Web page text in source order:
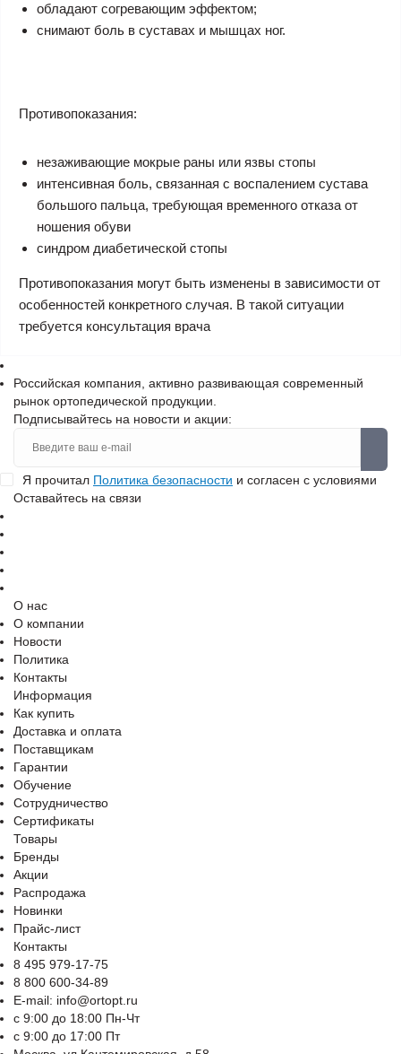
обладают согревающим эффектом;
снимают боль в суставах и мышцах ног.
Противопоказания:
незаживающие мокрые раны или язвы стопы
интенсивная боль, связанная с воспалением сустава
большого пальца, требующая временного отказа от
ношения обуви
синдром диабетической стопы
Противопоказания могут быть изменены в зависимости от
особенностей конкретного случая. В такой ситуации
требуется консультация врача
Российская компания, активно развивающая современный
рынок ортопедической продукции.
Подписывайтесь на новости и акции:
Я прочитал Политика безопасности и согласен с условиями
Оставайтесь на связи
О нас
О компании
Новости
Политика
Контакты
Информация
Как купить
Доставка и оплата
Поставщикам
Гарантии
Обучение
Сотрудничество
Сертификаты
Товары
Бренды
Акции
Распродажа
Новинки
Прайс-лист
Контакты
8 495 979-17-75
8 800 600-34-89
E-mail: info@ortopt.ru
c 9:00 до 18:00 Пн-Чт
c 9:00 до 17:00 Пт